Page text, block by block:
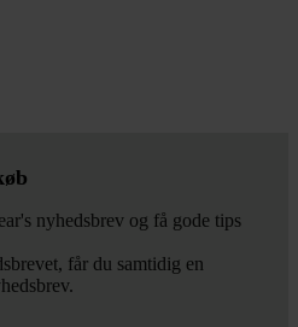
nyhedsbrev og få gode tips
får du samtidig en